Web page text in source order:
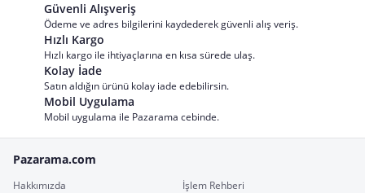
Güvenli Alışveriş
Ödeme ve adres bilgilerini kaydederek güvenli alış veriş.
Hızlı Kargo
Hızlı kargo ile ihtiyaçlarına en kısa sürede ulaş.
Kolay İade
Satın aldığın ürünü kolay iade edebilirsin.
Mobil Uygulama
Mobil uygulama ile Pazarama cebinde.
Pazarama.com
Hakkımızda
İşlem Rehberi